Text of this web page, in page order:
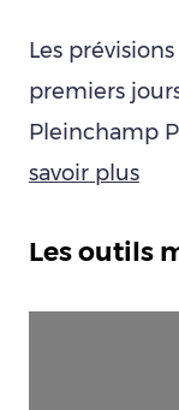
Les
premiers
Pleinchamp
savoir plus
Les outils